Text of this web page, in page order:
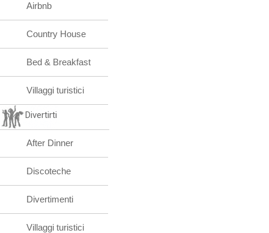
Airbnb
Country House
Bed & Breakfast
Villaggi turistici
Divertirti
After Dinner
Discoteche
Divertimenti
Villaggi turistici